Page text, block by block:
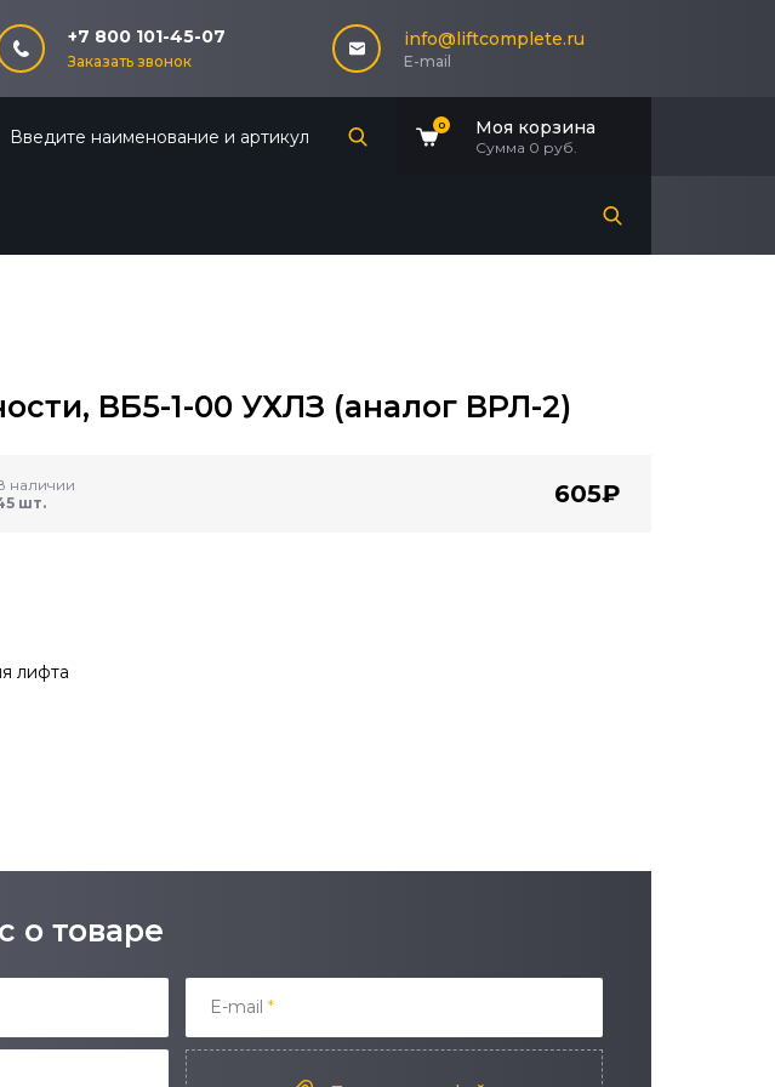
+7 800 101-45-07
Заказать звонок
info@liftcomplete.ru
E-mail
0 Моя корзина
Сумма 0 руб.
ВБ5-1-00 УХЛЗ (аналог ВРЛ-2)
наличии
шт.
605₽
лифта
о товаре
E-mail *